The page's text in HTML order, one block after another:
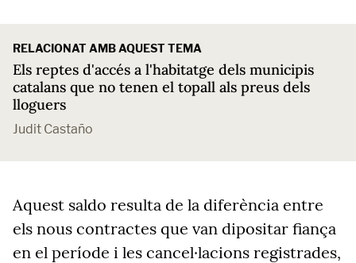
RELACIONAT AMB AQUEST TEMA
Els reptes d'accés a l'habitatge dels municipis
catalans que no tenen el topall als preus dels
lloguers
Judit Castaño
Aquest saldo resulta de la diferència entre
els nous contractes que van dipositar fiança
en el període i les cancel·lacions registrades,